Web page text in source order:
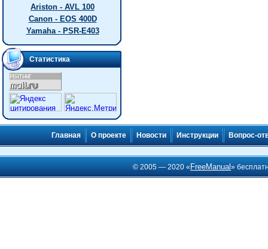
Ariston - AVL 100
Canon - EOS 400D
Yamaha - PSR-E403
Статистика
Главная О проекте Новости Инструкции Вопрос-
© 2005 — 2020 « FreeManual»